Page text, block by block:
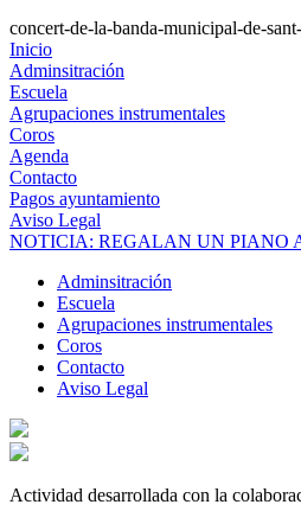
concert-de-la-banda-municipal-de-
Inicio
Adminsitración
Escuela
Agrupaciones instrumentales
Coros
Agenda
Contacto
Pagos ayuntamiento
Aviso Legal
NOTICIA: REGALAN UN PIANO
Adminsitración
Escuela
Agrupaciones instrumentales
Coros
Contacto
Aviso Legal
Actividad desarrollada con la